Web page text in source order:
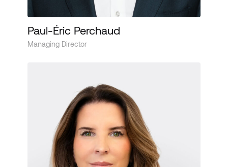
Paul-Éric Perchaud
Managing Director